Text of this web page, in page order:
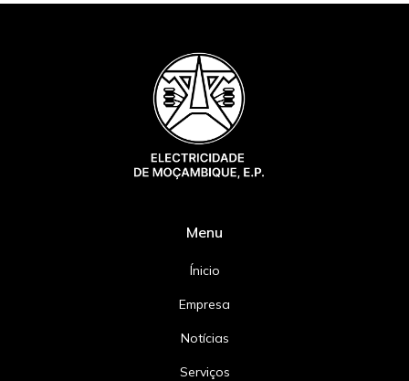
Menu
Ínicio
Empresa
Notícias
Serviços